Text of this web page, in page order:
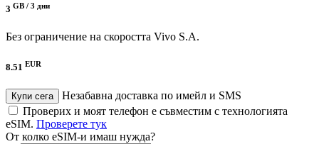
3 GB / 3 дни
Без ограничение на скоростта Vivo S.A.
8.51 EUR
Купи сега
Незабавна доставка по имейл и SMS
Проверих и моят телефон е съвместим с технологията
eSIM. Проверете тук
От колко eSIM-и имаш нужда?